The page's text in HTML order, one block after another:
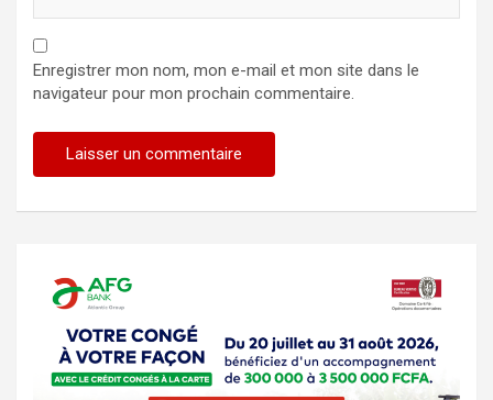
Enregistrer mon nom, mon e-mail et mon site dans le
navigateur pour mon prochain commentaire.